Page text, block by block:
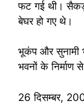
फट गई थी।
बेघर हो गए थे।
भूकंप और सुनामी
भवनों के निर्माण
26 दिसम्बर,